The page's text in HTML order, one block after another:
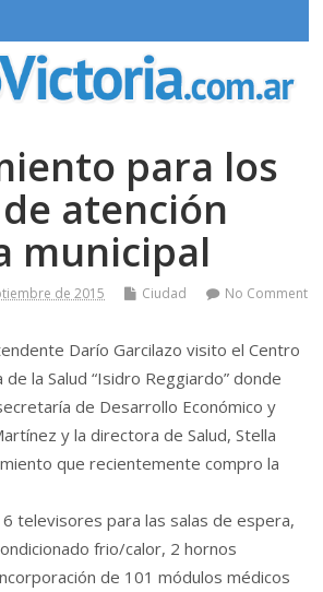
para los
atención
municipal
de 2015 Ciudad No Comment
Darío Garcilazo visito el Centro
la Salud “Isidro Reggiardo” donde
de Desarrollo Económico y
y la directora de Salud, Stella
que recientemente compro la
6 televisores para las salas de espera,
frio/calor, 2 hornos
de 101 módulos médicos